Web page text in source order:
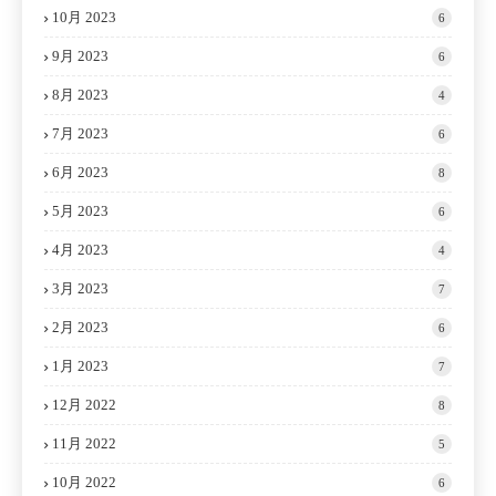
10月 2023 6
9月 2023 6
8月 2023 4
7月 2023 6
6月 2023 8
5月 2023 6
4月 2023 4
3月 2023 7
2月 2023 6
1月 2023 7
12月 2022 8
11月 2022 5
10月 2022 6